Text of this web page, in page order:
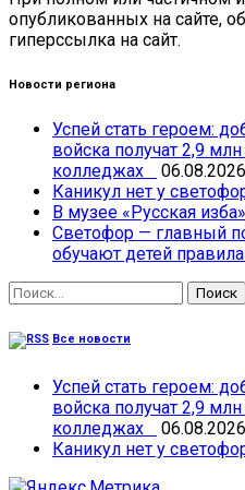
опубликованных на сайте,
гиперссылка на сайт.
Новости региона
Успей стать героем:
войска получат 2,9
колледжах
06.08.2026
Каникул нет у
В музее «Русская изба»
Светофор — главный
обучают детей
Найти:
Все новости
Успей стать героем:
войска получат 2,9
колледжах
06.08.2026
Каникул нет у